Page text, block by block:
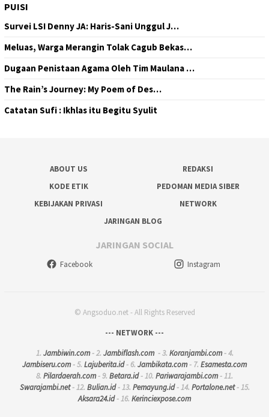
PUISI
Survei LSI Denny JA: Haris-Sani Unggul J…
Meluas, Warga Merangin Tolak Cagub Bekas…
Dugaan Penistaan Agama Oleh Tim Maulana …
The Rain’s Journey: My Poem of Des…
Catatan Sufi : Ikhlas itu Begitu Syulit
ABOUT US
REDAKSI
KODE ETIK
PEDOMAN MEDIA SIBER
KEBIJAKAN PRIVASI
NETWORK
JARINGAN BLOG
JARINGAN SOCIAL
Facebook Instagram
© Angsoduo.net - All Rights Reserved
--- NETWORK ---
1. Jambiwin.com- 2. Jambiflash.com- 3. Koranjambi.com- 4.
Jambiseru.com- 5. Lajuberita.id- 6. Jambikata.com- 7. Esamesta.com
8. Pilardaerah.com- 9. Betara.id- 10. Pariwarajambi.com- 11.
Swarajambi.net- 12. Bulian.id- 13. Pemayung.id- 14. Portalone.net- 15.
Aksara24.id- 16. Kerinciexpose.com